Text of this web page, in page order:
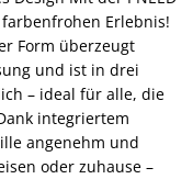
farbenfrohen Erlebnis!
Form überzeugt
und ist in drei
– ideal für alle, die
integriertem
angenehm und
oder zuhause –